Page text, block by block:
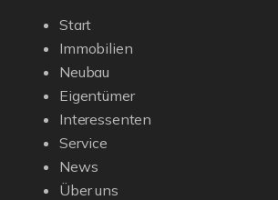
Start
Immobilien
Neubau
Eigentümer
Interessenten
Service
News
Über uns